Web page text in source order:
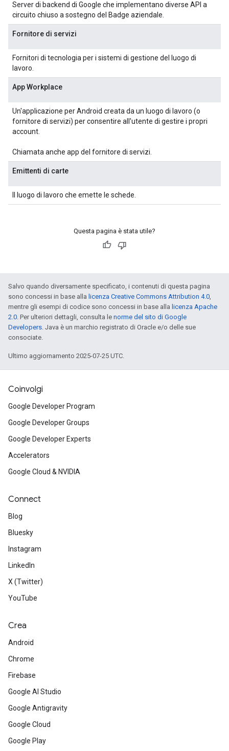
Server di backend di Google che implementano diverse API a
circuito chiuso a sostegno del Badge aziendale.
Fornitore di servizi
Fornitori di tecnologia per i sistemi di gestione del luogo di
lavoro.
App Workplace
Un'applicazione per Android creata da un luogo di lavoro (o
fornitore di servizi) per consentire all'utente di gestire i propri
account.
Chiamata anche app del fornitore di servizi.
Emittenti di carte
Il luogo di lavoro che emette le schede.
Questa pagina è stata utile?
Salvo quando diversamente specificato, i contenuti di questa pagina
sono concessi in base alla licenza Creative Commons Attribution 4.0,
mentre gli esempi di codice sono concessi in base alla licenza Apache
2.0. Per ulteriori dettagli, consulta le norme del sito di Google
Developers. Java è un marchio registrato di Oracle e/o delle sue
consociate.
Ultimo aggiornamento 2025-07-25 UTC.
Coinvolgi
Google Developer Program
Google Developer Groups
Google Developer Experts
Accelerators
Google Cloud & NVIDIA
Connect
Blog
Bluesky
Instagram
LinkedIn
X (Twitter)
YouTube
Crea
Android
Chrome
Firebase
Google AI Studio
Google Antigravity
Google Cloud
Google Play